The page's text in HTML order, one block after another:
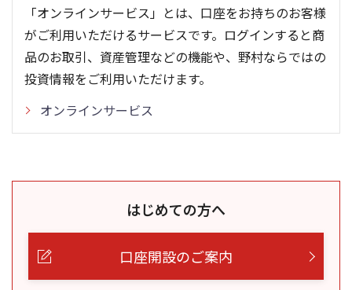
「オンラインサービス」とは、口座をお持ちのお客様
がご利用いただけるサービスです。ログインすると商
品のお取引、資産管理などの機能や、野村ならではの
投資情報をご利用いただけます。
オンラインサービス
はじめての方へ
口座開設のご案内